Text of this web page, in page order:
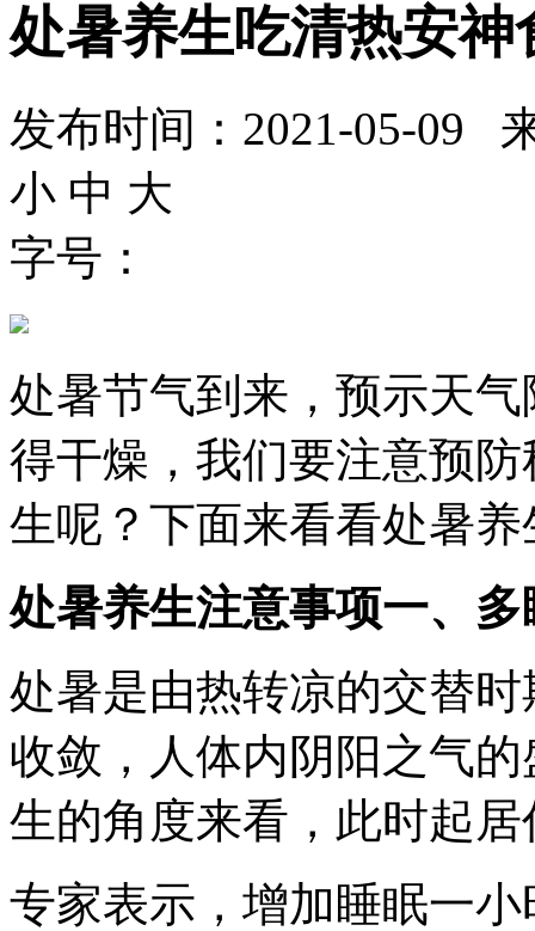
处暑养生吃清热安神
发布时间：2021-05-09
小 中 大
字号：
处暑节气到来，预示天
得干燥，我们要注意预
生呢？下面来看看处暑
处暑养生注意事项一、
处暑是由热转凉的交替
收敛，人体内阴阳之气
生的角度来看，此时起
专家表示，增加睡眠一